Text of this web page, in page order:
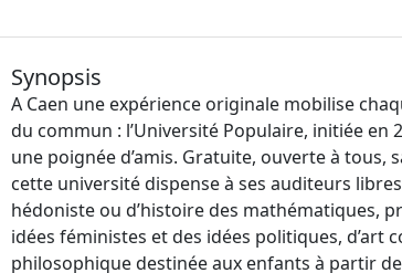
Synopsis
A Caen une expérience originale mobilise
du commun : l’Université Populaire, initiée
une poignée d’amis. Gratuite, ouverte à tous,
cette université dispense à ses auditeurs
hédoniste ou d’histoire des mathématiques,
idées féministes et des idées politiques, d’art
philosophique destinée aux enfants à partir